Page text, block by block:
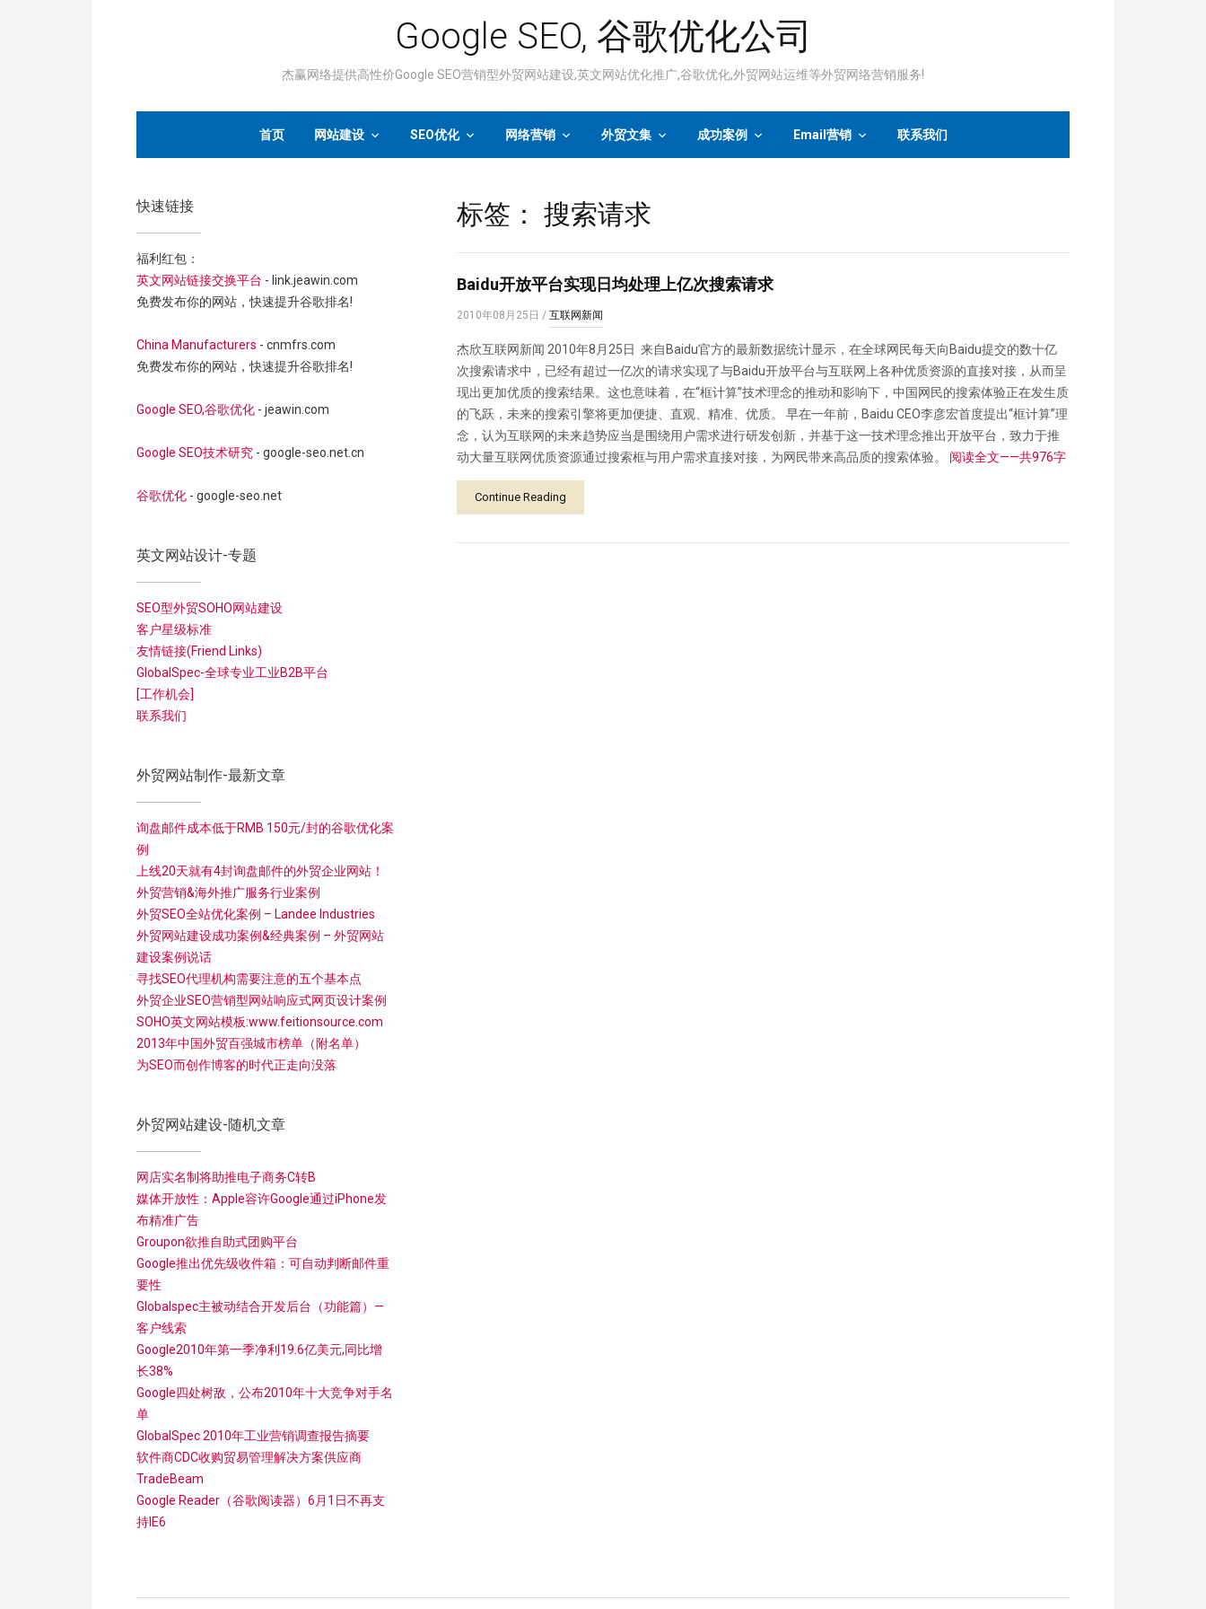
Google SEO, 谷歌优化公司
杰赢网络提供高性价Google SEO营销型外贸网站建设,英文网站优化推广,谷歌优化,外贸网站运维等外贸网络营销服务!
首页 网站建设 SEO优化 网络营销 外贸文集 成功案例 Email营销 联系我们
标签：搜索请求
Baidu开放平台实现日均处理上亿次搜索请求
2010年08月25日 /互联网新闻
杰欣互联网新闻 2010年8月25日 来自Baidu官方的最新数据统计显示，在全球网民每天向Baidu提交的数十亿
次搜索请求中，已经有超过一亿次的请求实现了与Baidu开放平台与互联网上各种优质资源的直接对接，从而呈
现出更加优质的搜索结果。这也意味着，在“框计算”技术理念的推动和影响下，中国网民的搜索体验正在发生质
的飞跃，未来的搜索引擎将更加便捷、直观、精准、优质。 早在一年前，Baidu CEO李彦宏首度提出“框计算”理
念，认为互联网的未来趋势应当是围绕用户需求进行研发创新，并基于这一技术理念推出开放平台，致力于推
动大量互联网优质资源通过搜索框与用户需求直接对接，为网民带来高品质的搜索体验。 阅读全文——共976字
Continue Reading
快速链接
福利红包：
英文网站链接交换平台 - link.jeawin.com
免费发布你的网站，快速提升谷歌排名!
China Manufacturers - cnmfrs.com
免费发布你的网站，快速提升谷歌排名!
Google SEO,谷歌优化 - jeawin.com
Google SEO技术研究 - google-seo.net.cn
谷歌优化 - google-seo.net
英文网站设计-专题
SEO型外贸SOHO网站建设
客户星级标准
友情链接(Friend Links)
GlobalSpec-全球专业工业B2B平台
[工作机会]
联系我们
外贸网站制作-最新文章
询盘邮件成本低于RMB 150元/封的谷歌优化案
例
上线20天就有4封询盘邮件的外贸企业网站！
外贸营销&海外推广服务行业案例
外贸SEO全站优化案例 – Landee Industries
外贸网站建设成功案例&经典案例 – 外贸网站
建设案例说话
寻找SEO代理机构需要注意的五个基本点
外贸企业SEO营销型网站响应式网页设计案例
SOHO英文网站模板:www.feitionsource.com
2013年中国外贸百强城市榜单（附名单）
为SEO而创作博客的时代正走向没落
外贸网站建设-随机文章
网店实名制将助推电子商务C转B
媒体开放性：Apple容许Google通过iPhone发
布精准广告
Groupon欲推自助式团购平台
Google推出优先级收件箱：可自动判断邮件重
要性
Globalspec主被动结合开发后台（功能篇）—
客户线索
Google2010年第一季净利19.6亿美元,同比增
长38%
Google四处树敌，公布2010年十大竞争对手名
单
GlobalSpec 2010年工业营销调查报告摘要
软件商CDC收购贸易管理解决方案供应商
TradeBeam
Google Reader（谷歌阅读器）6月1日不再支
持IE6